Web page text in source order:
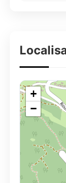
+
−